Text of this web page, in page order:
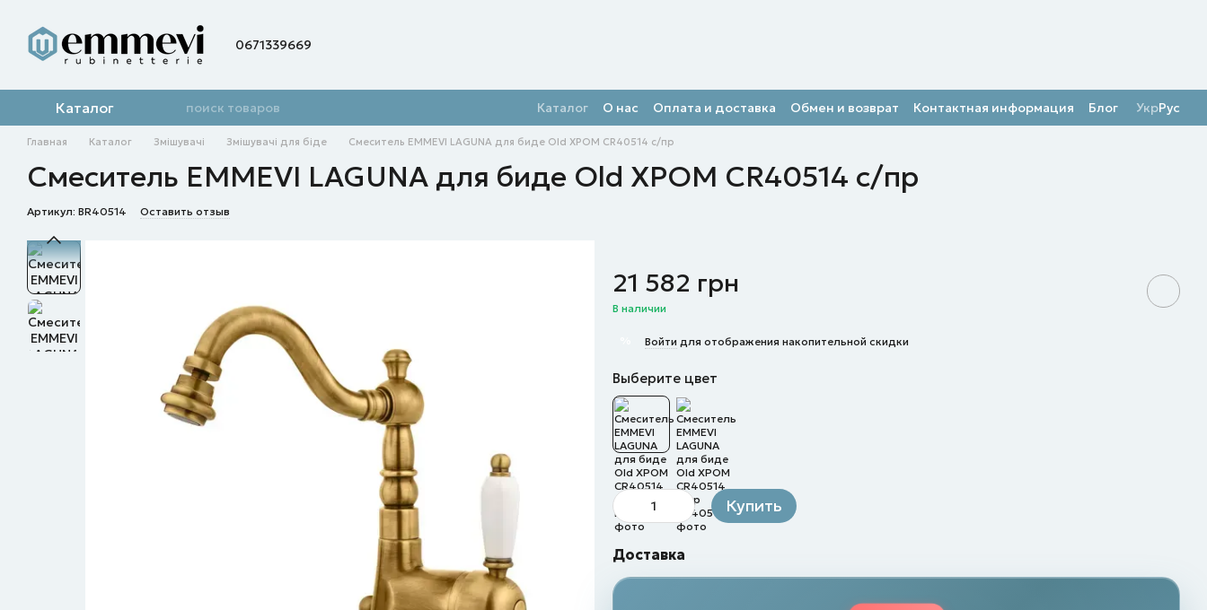
0671339669
Каталог Каталог О нас Оплата и доставка Обмен и возврат Контактная информация Блог УкрРус
Главная Каталог Змішувачі Змішувачі для біде Смеситель EMMEVI LAGUNA для биде Old ХРОМ СR40514 с/пр
Смеситель EMMEVI LAGUNA для биде Old ХРОМ СR40514 с/пр
Артикул: BR40514 Оставить отзыв
21 582 грн
В наличии
Войти для отображения накопительной скидки
Выберите цвет
Купить
Доставка